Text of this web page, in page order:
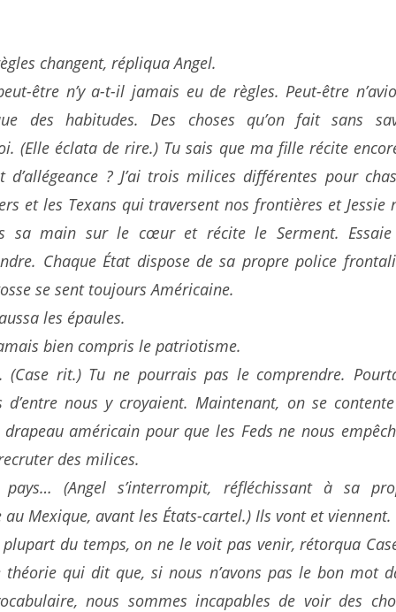
changent, répliqua Angel.
être n’y a-t-il jamais eu de règles. Peut-être
des habitudes. Des choses qu’on fait sans
(Elle éclata de rire.) Tu sais que ma fille récite
d’allégeance ? J’ai trois milices différentes pour
et les Texans qui traversent nos frontières et Jessie
sa main sur le cœur et récite le Serment.
Chaque État dispose de sa propre police
se sent toujours Américaine.
les épaules.
bien compris le patriotisme.
rit.) Tu ne pourrais pas le comprendre.
d’entre nous y croyaient. Maintenant, on se
américain pour que les Feds ne nous
des milices.
(Angel s’interrompit, réfléchissant à sa
au Mexique, avant les États-cartel.) Ils vont et viennent.
du temps, on ne le voit pas venir, rétorqua
théorie qui dit que, si nous n’avons pas le bon mot
nous sommes incapables de voir des